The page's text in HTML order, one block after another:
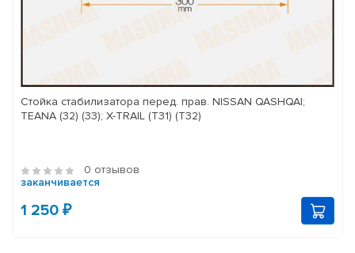
Стойка стабилизатора перед. прав. NISSAN QASHQAI;
TEANA (32) (33); X-TRAIL (T31) (T32)
0 отзывов
заканчивается
1 250 ₽